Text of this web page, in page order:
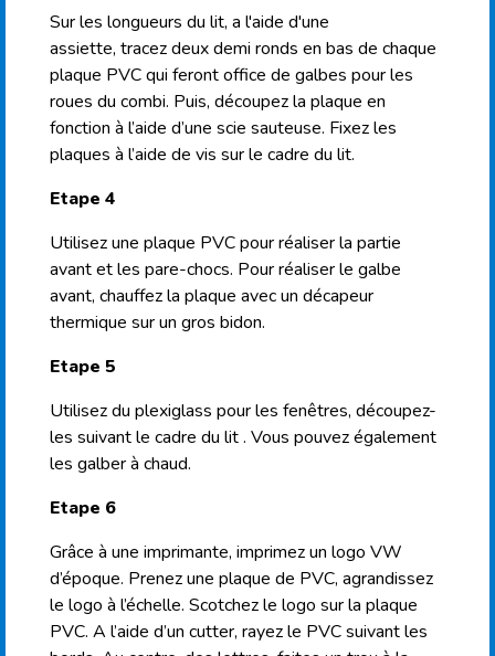
Sur les longueurs du lit, a l'aide d'une
assiette, tracez deux demi ronds en bas de chaque
plaque PVC qui feront office de galbes pour les
roues du combi. Puis, découpez la plaque en
fonction à l’aide d’une scie sauteuse. Fixez les
plaques à l’aide de vis sur le cadre du lit.
Etape 4
Utilisez une plaque PVC pour réaliser la partie
avant et les pare-chocs. Pour réaliser le galbe
avant, chauffez la plaque avec un décapeur
thermique sur un gros bidon.
Etape 5
Utilisez du plexiglass pour les fenêtres, découpez-
les suivant le cadre du lit . Vous pouvez également
les galberà chaud.
Etape 6
Grâce à une imprimante, imprimez un logo VW
d’époque. Prenez une plaque de PVC, agrandissez
le logo à l’échelle. Scotchez le logo sur la plaque
PVC. A l’aide d’un cutter, rayezle PVC suivant les